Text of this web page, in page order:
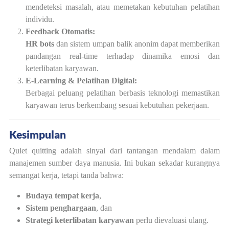
mendeteksi masalah, atau memetakan kebutuhan pelatihan
individu.
Feedback Otomatis:
HR bots dan sistem umpan balik anonim dapat memberikan
pandangan real-time terhadap dinamika emosi dan
keterlibatan karyawan.
E-Learning & Pelatihan Digital:
Berbagai peluang pelatihan berbasis teknologi memastikan
karyawan terus berkembang sesuai kebutuhan pekerjaan.
Kesimpulan
Quiet quitting adalah sinyal dari tantangan mendalam dalam
manajemen sumber daya manusia. Ini bukan sekadar kurangnya
semangat kerja, tetapi tanda bahwa:
Budaya tempat kerja,
Sistem penghargaan, dan
Strategi keterlibatan karyawan perlu dievaluasi ulang.